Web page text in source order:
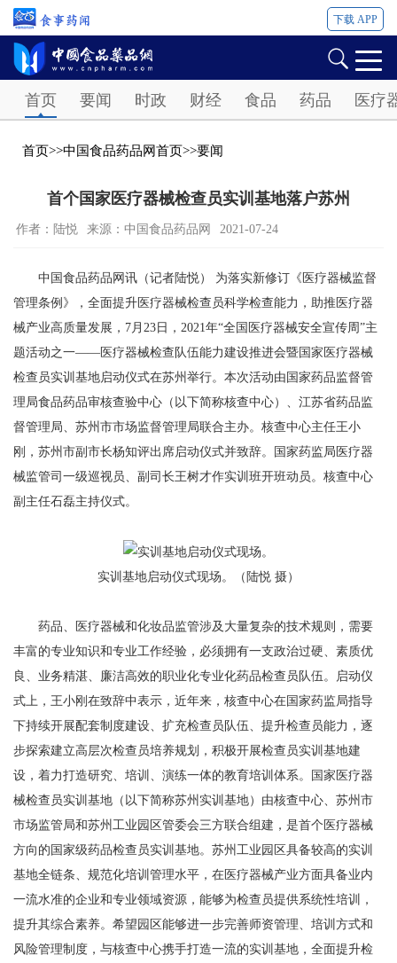
下载 APP
首页 要闻 时政 财经 食品 药品 医疗
首页>>中国食品药品网首页>>要闻
首个国家医疗器械检查员实训基地落户苏州
作者：陆悦 来源：中国食品药品网 2021-07-24
中国食品药品网讯（记者陆悦） 为落实新修订《医疗器械监督
管理条例》，全面提升医疗器械检查员科学检查能力，助推医疗器
械产业高质量发展，7月23日，2021年“全国医疗器械安全宣传周”主
题活动之一——医疗器械检查队伍能力建设推进会暨国家医疗器械
检查员实训基地启动仪式在苏州举行。本次活动由国家药品监督管
理局食品药品审核查验中心（以下简称核查中心）、江苏省药品监
督管理局、苏州市市场监督管理局联合主办。核查中心主任王小
刚，苏州市副市长杨知评出席启动仪式并致辞。国家药监局医疗器
械监管司一级巡视员、副司长王树才作实训班开班动员。核查中心
副主任石磊主持仪式。
实训基地启动仪式现场。（陆悦 摄）
药品、医疗器械和化妆品监管涉及大量复杂的技术规则，需要
丰富的专业知识和专业工作经验，必须拥有一支政治过硬、素质优
良、业务精湛、廉洁高效的职业化专业化药品检查员队伍。启动仪
式上，王小刚在致辞中表示，近年来，核查中心在国家药监局指导
下持续开展配套制度建设、扩充检查员队伍、提升检查员能力，逐
步探索建立高层次检查员培养规划，积极开展检查员实训基地建
设，着力打造研究、培训、演练一体的教育培训体系。国家医疗器
械检查员实训基地（以下简称苏州实训基地）由核查中心、苏州市
市场监管局和苏州工业园区管委会三方联合组建，是首个医疗器械
方向的国家级药品检查员实训基地。苏州工业园区具备较高的实训
基地全链条、规范化培训管理水平，在医疗器械产业方面具备业内
一流水准的企业和专业领域资源，能够为检查员提供系统性培训，
提升其综合素养。希望园区能够进一步完善师资管理、培训方式和
风险管理制度，与核查中心携手打造一流的实训基地，全面提升检